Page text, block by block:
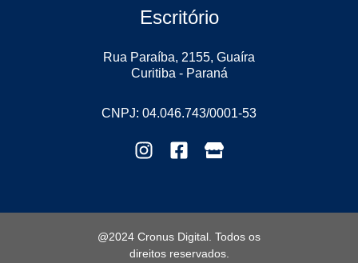
Escritório
Rua Paraíba, 2155, Guaíra
Curitiba - Paraná
CNPJ: 04.046.743/0001-53
@2024 Cronus Digital. Todos os
direitos reservados.